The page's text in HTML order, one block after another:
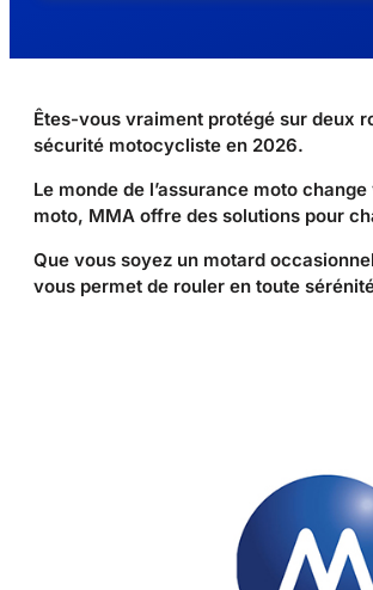
Êtes-vous vraiment protégé sur deux
sécurité motocycliste en 2026.
Le monde de l’assurance moto
moto, MMA offre des solutions pour
Que vous soyez un motard
vous permet de rouler en toute